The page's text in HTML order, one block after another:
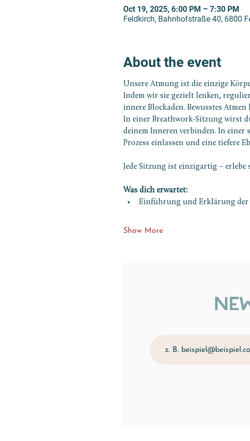
Oct 19, 2025, 6:00 PM – 7:30 PM
Feldkirch, Bahnhofstraße 40, 6800
About the event
Unsere Atmung ist die einzige
Indem wir sie gezielt lenken,
innere Blockaden. Bewusstes
In einer Breathwork-Sitzung wirst
deinem Inneren verbinden. In
Prozess einlassen und eine tiefere
Jede Sitzung ist einzigartig –
Was dich erwartet:
Einführung und Erklärung der
Show More